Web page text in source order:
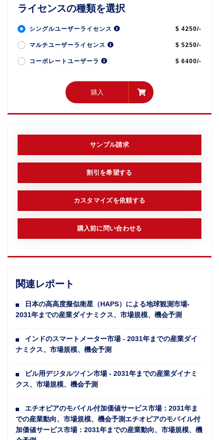
ライセンスの種類を選択
シングルユーザーライセンス $ 4250/-
マルチユーザーライセンス $ 5250/-
コーポレートユーザーラ $ 6400/-
購入
サンプル請求
割引を希望する
カスタマイズを依頼する
購入前に問い合わせる
関連レポート
日本の高高度擬似衛星（HAPS）による地球観測市場-
2031年までの産業ダイナミクス、市場規模、機会予測
インドのスマートメーター市場 - 2031年までの産業ダイ
ナミクス、市場規模、機会予測
ビル用デジタルツイン市場 - 2031年までの産業ダイナミ
クス、市場規模、機会予測
エチオピアのモバイル付加価値サービス市場：2031年ま
での産業動向、市場規模、機会予測エチオピアのモバイル付
加価値サービス市場：2031年までの産業動向、市場規模、機